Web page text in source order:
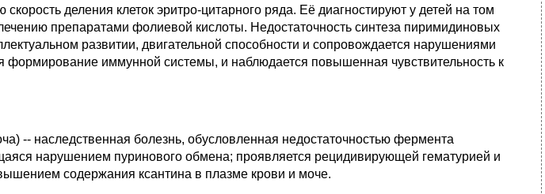
деления клеток эритро-цитарного ряда. Её диагностируют у детей на том
препаратами фолиевой кислоты. Недостаточность синтеза пиримидиновых
развитии, двигательной способности и сопровождается нарушениями
иммунной системы, и наблюдается повышенная чувствительность к
-- наследственная болезнь, обусловленная недостаточностью фермента
нарушением пуринового обмена; проявляется рецидивирующей гематурией и
содержания ксантина в плазме крови и моче.